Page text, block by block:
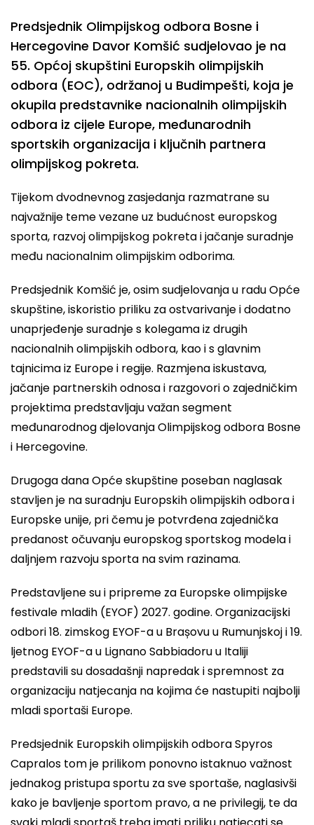
Predsjednik Olimpijskog odbora Bosne i
Hercegovine Davor Komšić sudjelovao je na
55. Općoj skupštini Europskih olimpijskih
odbora (EOC), održanoj u Budimpešti, koja je
okupila predstavnike nacionalnih olimpijskih
odbora iz cijele Europe, međunarodnih
sportskih organizacija i ključnih partnera
olimpijskog pokreta.
Tijekom dvodnevnog zasjedanja razmatrane su
najvažnije teme vezane uz budućnost europskog
sporta, razvoj olimpijskog pokreta i jačanje suradnje
među nacionalnim olimpijskim odborima.
Predsjednik Komšić je, osim sudjelovanja u radu Opće
skupštine, iskoristio priliku za ostvarivanje i dodatno
unaprjeđenje suradnje s kolegama iz drugih
nacionalnih olimpijskih odbora, kao i s glavnim
tajnicima iz Europe i regije. Razmjena iskustava,
jačanje partnerskih odnosa i razgovori o zajedničkim
projektima predstavljaju važan segment
međunarodnog djelovanja Olimpijskog odbora Bosne
i Hercegovine.
Drugoga dana Opće skupštine poseban naglasak
stavljen je na suradnju Europskih olimpijskih odbora i
Europske unije, pri čemu je potvrđena zajednička
predanost očuvanju europskog sportskog modela i
daljnjem razvoju sporta na svim razinama.
Predstavljene su i pripreme za Europske olimpijske
festivale mladih (EYOF) 2027. godine. Organizacijski
odbori 18. zimskog EYOF-a u Brașovu u Rumunjskoj i 19.
ljetnog EYOF-a u Lignano Sabbiadoru u Italiji
predstavili su dosadašnji napredak i spremnost za
organizaciju natjecanja na kojima će nastupiti najbolji
mladi sportaši Europe.
Predsjednik Europskih olimpijskih odbora Spyros
Capralos tom je prilikom ponovno istaknuo važnost
jednakog pristupa sportu za sve sportaše, naglasivši
kako je bavljenje sportom pravo, a ne privilegij, te da